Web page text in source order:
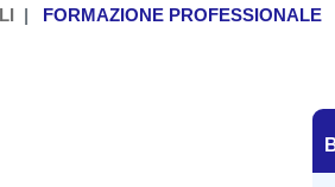
FORMAZIONE PROFESSIONALE